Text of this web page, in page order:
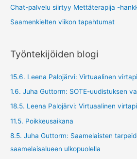
Chat-palvelu siirtyy Mettäterapija -
Saamenkielten viikon tapahtumat
Työntekijöiden blogi
15.6. Leena Palojärvi: Virtuaalinen
1.6. Juha Guttorm: SOTE-uudistuksen
18.5. Leena Palojärvi: Virtuaalinen
11.5. Poikkeusaikana
8.5. Juha Guttorm: Saamelaisten
saamelaisalueen ulkopuolella